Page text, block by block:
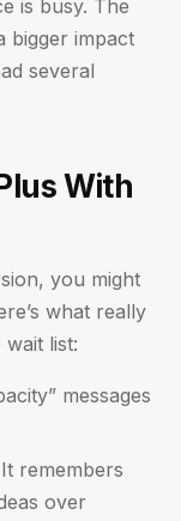
is busy. The
bigger impact
several
With
you might
what really
list:
messages
remembers
over